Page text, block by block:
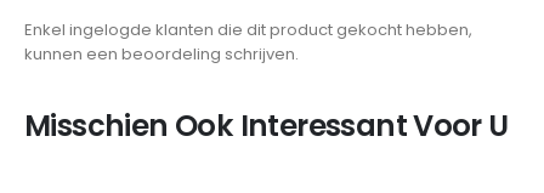
Enkel ingelogde klanten die dit product gekocht hebben,
kunnen een beoordeling schrijven.
Misschien Ook Interessant Voor U